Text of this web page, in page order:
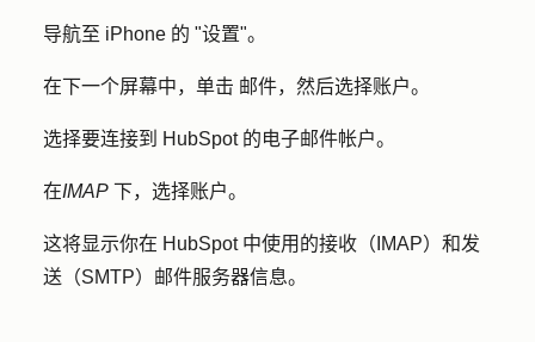
导航至 iPhone 的 "设置"。
在下一个屏幕中，单击 邮件，然后选择账户。
选择要连接到 HubSpot 的电子邮件帐户。
在IMAP 下，选择账户。
这将显示你在 HubSpot 中使用的接收（IMAP）和发
送（SMTP）邮件服务器信息。